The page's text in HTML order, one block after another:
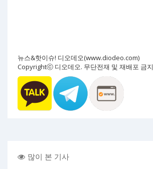
뉴스&핫이슈! 디오데오(www.diodeo.com)
Copyrightⓒ 디오데오. 무단전재 및 재배포 금지
많이 본 기사